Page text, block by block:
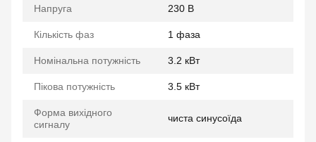
Напруга 230 В
Кількість фаз 1 фаза
Номінальна потужність 3.2 кВт
Пікова потужність 3.5 кВт
Форма вихідного
сигналу
чиста синусоїда